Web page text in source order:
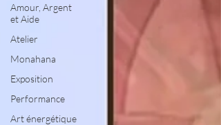
Amour, Argent
et Aide
Atelier
Monahana
Exposition
Performance
Art énergétique